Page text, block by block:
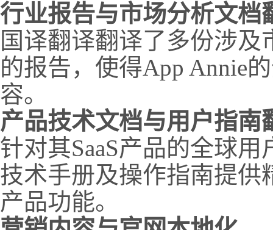
行业报告与市场分析文档
国译翻译翻译了多份涉
的报告，使得App Annie
容。
产品技术文档与用户指南
针对其SaaS产品的全球
技术手册及操作指南提供
产品功能。